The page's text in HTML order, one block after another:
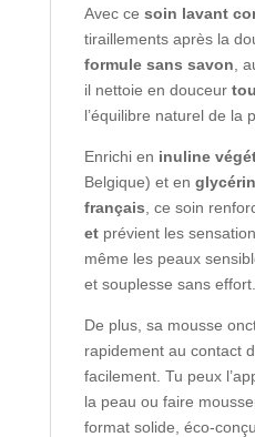
Avec ce soin lavant
tiraillements après la
formule sans savon ,
il nettoie en douceur
l’équilibre naturel de la
Enrichi en inuline
Belgique) et en
français , ce soin
etprévient les
même les peaux
et souplesse sans effort.
De plus, sa mousse
rapidement au contact
facilement. Tu peux
la peau ou faire
format solide, éco-